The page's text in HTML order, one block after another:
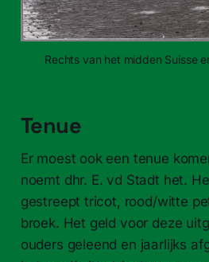
Rechts van het midden Suisse
Tenue
Er moest ook een tenue
noemt dhr. E. vd Stadt het.
gestreept tricot, rood/witte
broek. Het geld voor deze
ouders geleend en jaarlijks